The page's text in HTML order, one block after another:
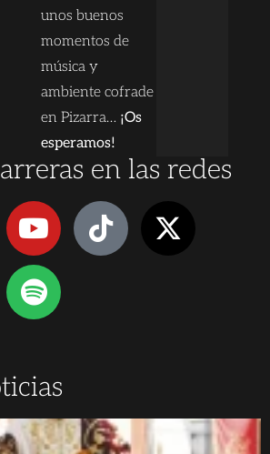
unos buenos
momentos de
música y
ambiente cofrade
en Pizarra… ¡Os
esperamos!
en las redes